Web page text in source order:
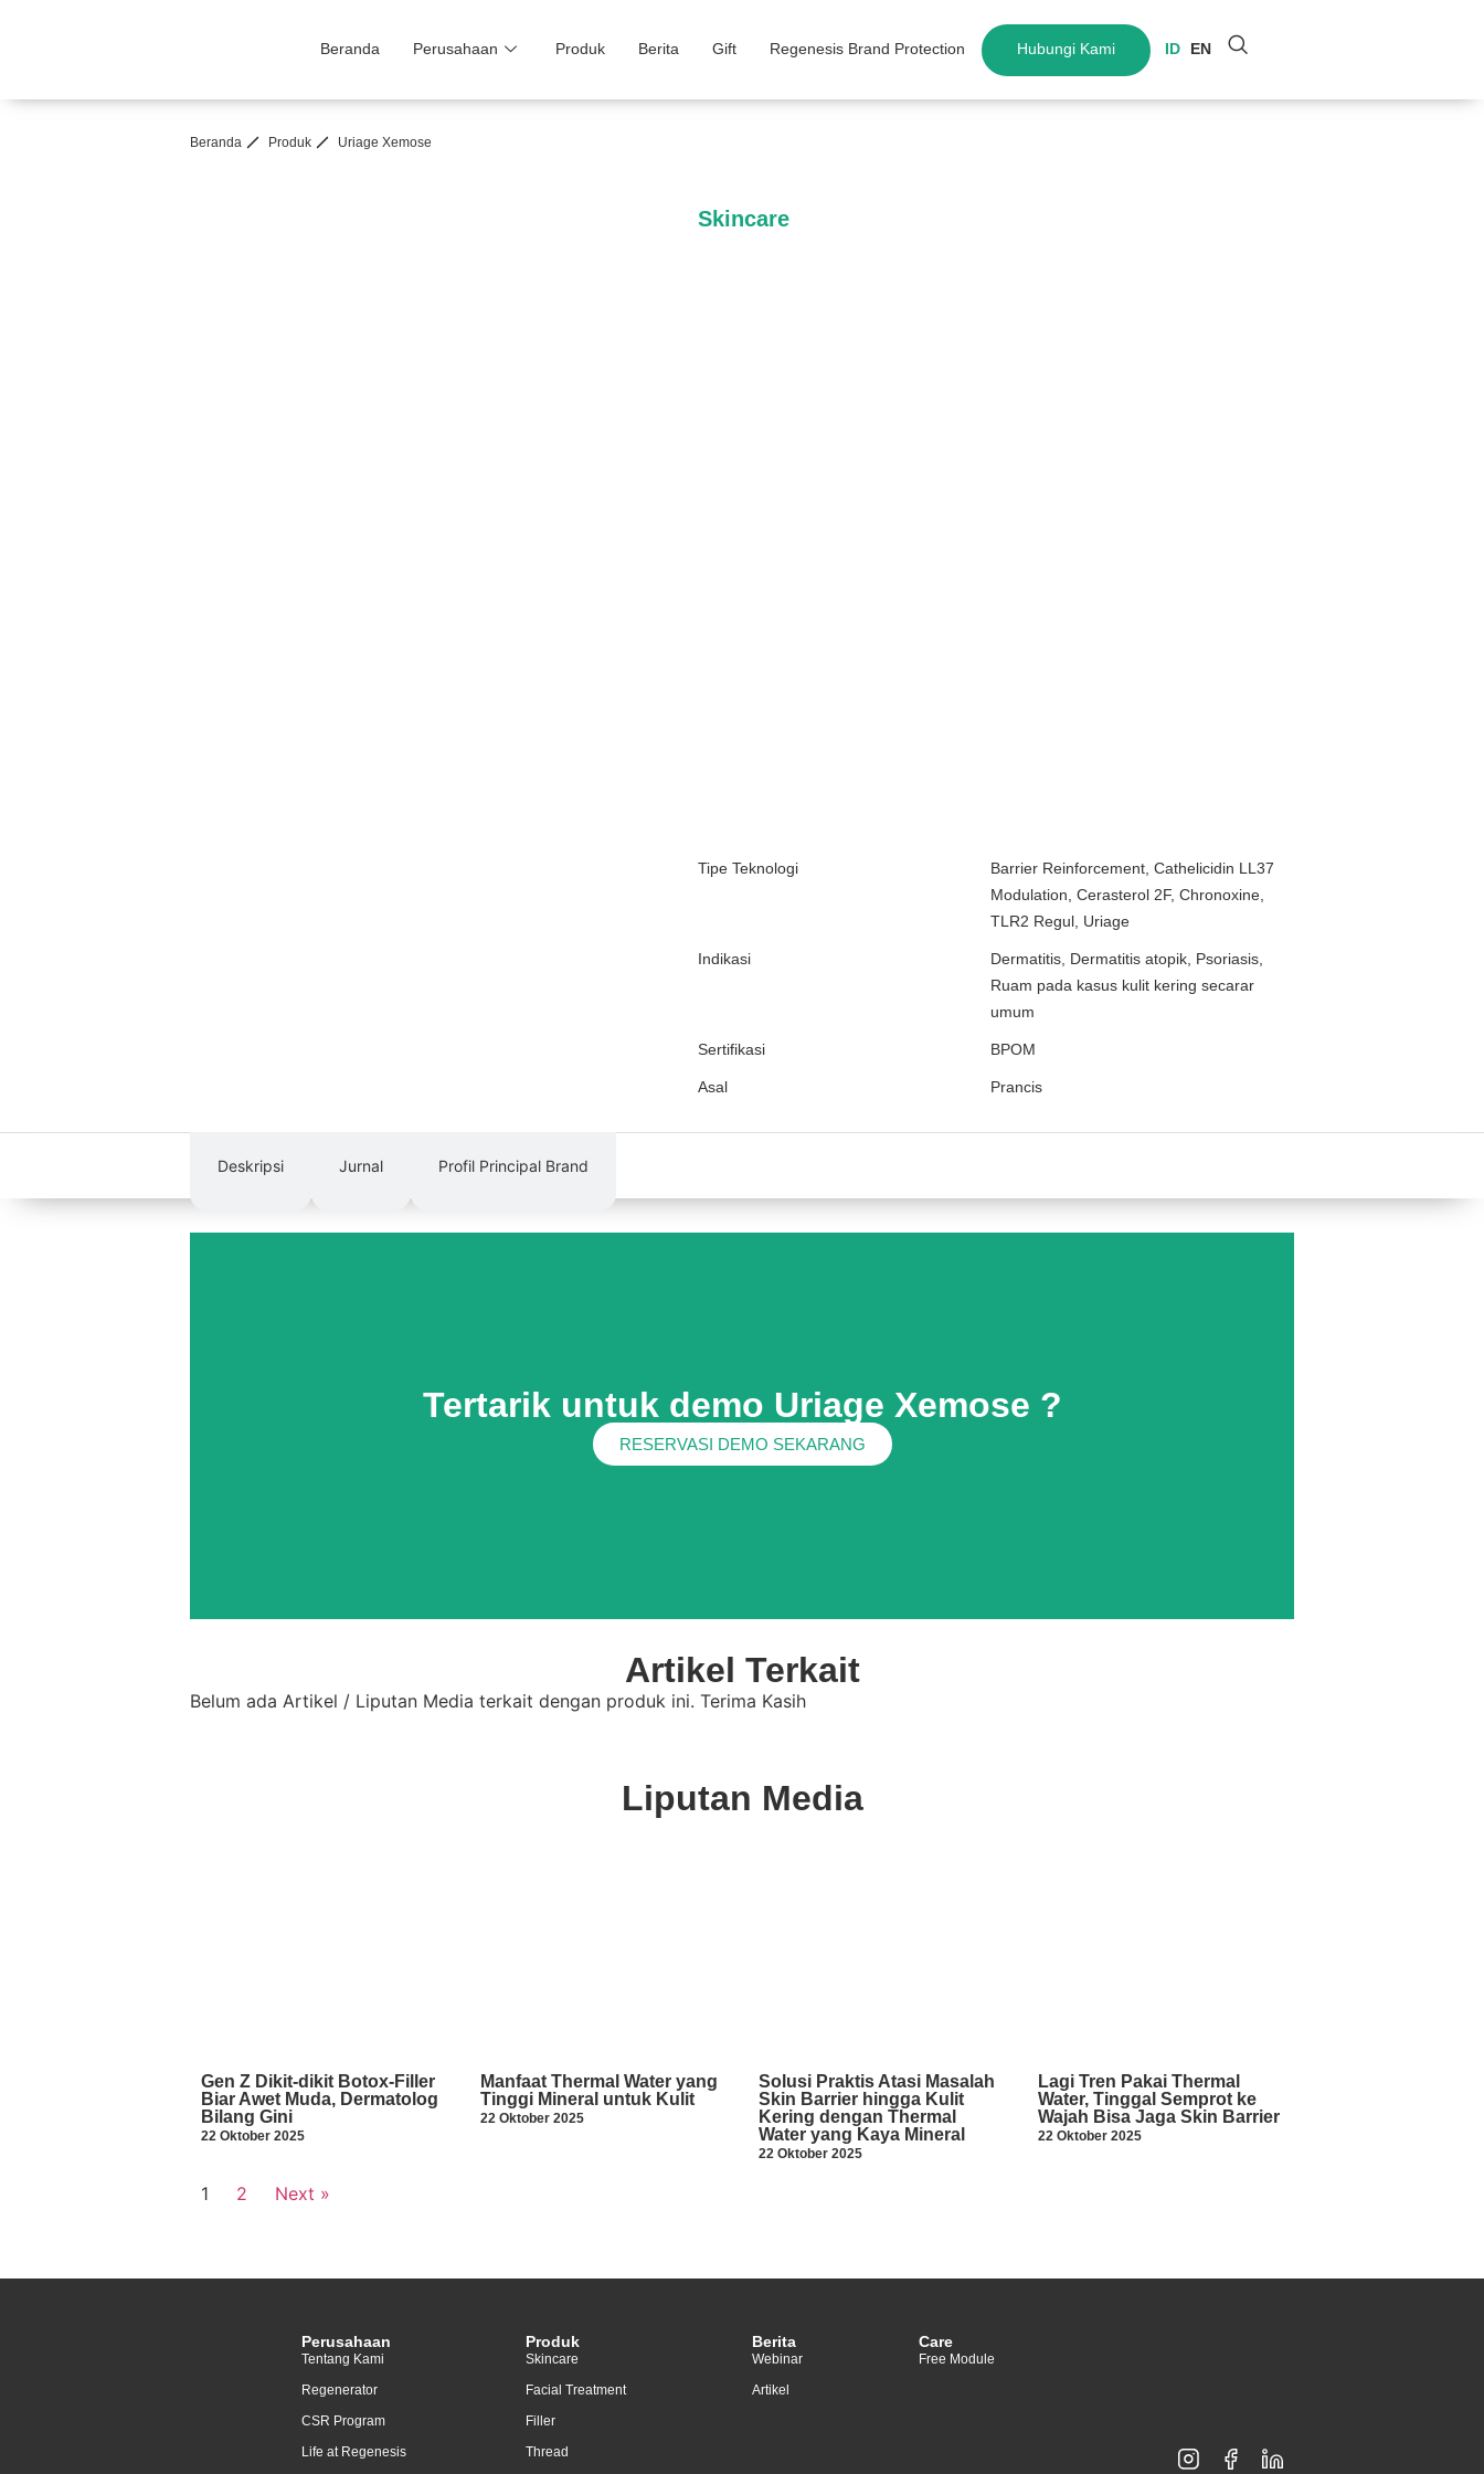
Beranda Perusahaan Produk Berita Gift Regenesis Brand Protection Hubungi Kami ID EN
Beranda Produk Uriage Xemose
Skincare
Tipe Teknologi Barrier Reinforcement Cathelicidin LL37
Modulation Cerasterol 2F, Chronoxine
TLR2 Regul Uriage
Indikasi Dermatitis Dermatitis atopik Psoriasis
Ruam pada kasus kulit kering secarar
umum
Sertifikasi BPOM
Asal Prancis
Deskripsi Jurnal Profil Principal Brand
Tertarik untuk demo Uriage Xemose ?
RESERVASI DEMO SEKARANG
Artikel Terkait
Belum ada Artikel / Liputan Media terkait dengan produk ini. Terima Kasih
Liputan Media
Gen Z Dikit-dikit Botox-Filler
Biar Awet Muda, Dermatolog
Bilang Gini
22 Oktober 2025
Manfaat Thermal Water yang
Tinggi Mineral untuk Kulit
22 Oktober 2025
Solusi Praktis Atasi Masalah
Skin Barrier hingga Kulit
Kering dengan Thermal
Water yang Kaya Mineral
22 Oktober 2025
Lagi Tren Pakai Thermal
Water, Tinggal Semprot ke
Wajah Bisa Jaga Skin Barrier
22 Oktober 2025
1 2 Next »
Perusahaan
Tentang Kami
Regenerator
CSR Program
Life at Regenesis
Produk
Skincare
Facial Treatment
Filler
Thread
Berita
Webinar
Artikel
Care
Free Module